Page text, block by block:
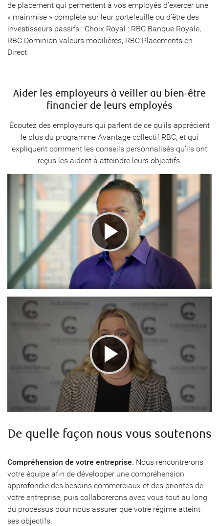
de placement qui permettent à vos employés d’exercer une
« mainmise » complète sur leur portefeuille ou d’être des
investisseurs passifs : Choix Royal : RBC Banque Royale,
RBC Dominion valeurs mobilières, RBC Placements en
Direct
Aider les employeurs à veiller au bien-être
financier de leurs employés
Écoutez des employeurs qui parlent de ce qu’ils apprécient
le plus du programme Avantage collectif RBC, et qui
expliquent comment les conseils personnalisés qu’ils ont
reçus les aident à atteindre leurs objectifs.
Play
Video
Play
Video
De quelle façon nous vous soutenons
Compréhension de votre entreprise. Nous rencontrerons
votre équipe afin de développer une compréhension
approfondie des besoins commerciaux et des priorités de
votre entreprise, puis collaborerons avec vous tout au long
du processus pour nous assurer que votre régime atteint
ses objectifs.